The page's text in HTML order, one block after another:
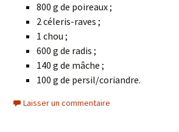
800 g de poireaux ;
2 céleris-raves ;
1 chou ;
600 g de radis ;
140 g de mâche ;
100 g de persil/coriandre.
Laisser un commentaire